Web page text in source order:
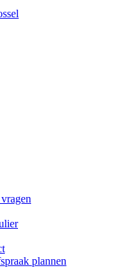
plannen